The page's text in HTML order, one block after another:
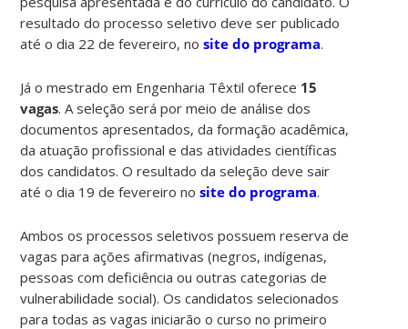
resultado do processo seletivo deve ser publicado
até o dia 22 de fevereiro, nosite do programa.
Já o mestrado em Engenharia Têxtil oferece 15
vagas. A seleção será por meio de análise dos
documentos apresentados, da formação acadêmica,
da atuação profissional e das atividades científicas
dos candidatos. O resultado da seleção deve sair
até o dia 19 de fevereiro nosite do programa.
Ambos os processos seletivos possuem reserva de
vagas para ações afirmativas (negros, indígenas,
pessoas com deficiência ou outras categorias de
vulnerabilidade social). Os candidatos selecionados
para todas as vagas iniciarão o curso no primeiro